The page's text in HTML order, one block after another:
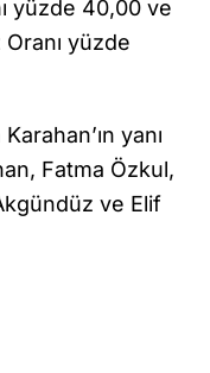
yüzde 40,00 ve
yüzde
yanı
Fatma Özkul,
ve Elif